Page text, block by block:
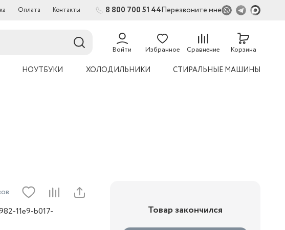
Оплата Контакты 8 800 700 51 44Перезвоните мне
Войти Избранное Сравнение
54
Корзина
НОУТБУКИ ХОЛОДИЛЬНИКИ СТИРАЛЬНЫЕ МАШИНЫ
11e9-b017-
Товар закончился